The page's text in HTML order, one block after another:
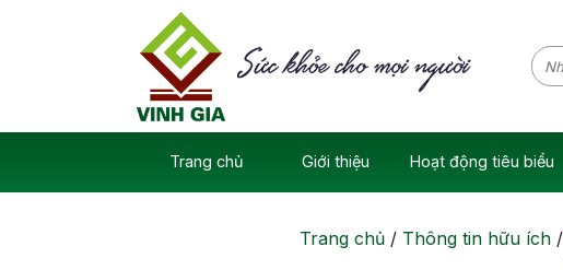
Tìm
Trang chủ Giới thiệu Hoạt động tiêu biểu
Trang chủ/ Thông tin hữu ích/